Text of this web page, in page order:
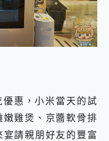
惠，小米當天的試
嫩雞煲、京醬軟骨排
請親朋好友的豐富